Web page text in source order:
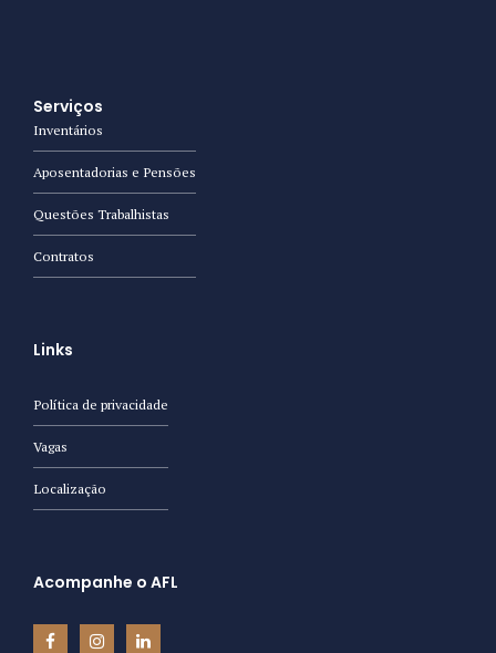
Serviços
Inventários
Aposentadorias e Pensões
Questões Trabalhistas
Contratos
Links
Política de privacidade
Vagas
Localização
Acompanhe o AFL